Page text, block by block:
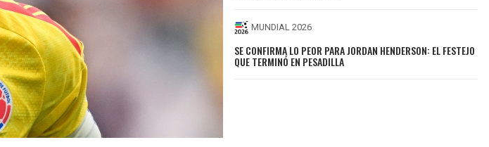
MUNDIAL 2026
SE CONFIRMA LO PEOR PARA JORDAN HENDERSON: EL FESTEJO
QUE TERMINÓ EN PESADILLA